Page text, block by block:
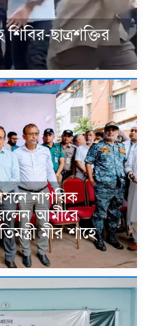
ছাত্রশক্তির
নাগরিক
আমীরে
মীর শাহে